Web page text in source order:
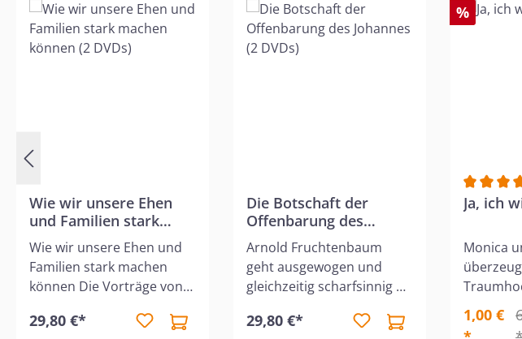
Wie wir unsere Ehen
und Familien stark
machen können (2
DVDs)
Wie wir unsere Ehen und
Familien stark machen
können Die Vorträge von
fundierte
29,80 €*
Die Botschaft der
Offenbarung des
Johannes (2 DVDs)
Arnold Fruchtenbaum
geht ausgewogen und
gleichzeitig scharfsinnig an
biblischen Prophetie
29,80 €*
%
Ja, ich
Monica
ist der
1,00 €